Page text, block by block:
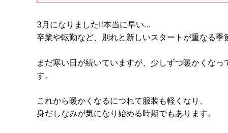
3月になりました‼本当に早い…
卒業や転勤など、別れと新しいスタートが重なる季
まだ寒い日が続いていますが、少しずつ暖かくな
す。
これから暖かくなるにつれて服装も軽くなり、
身だしなみが気になり始める時期でもあります。